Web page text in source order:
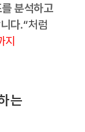
분석하고
다.“처럼
는